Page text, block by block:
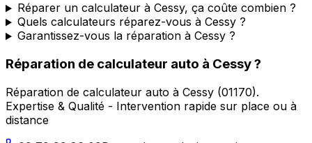
Réparer un calculateur à Cessy, ça coûte combien ?
Quels calculateurs réparez-vous à Cessy ?
Garantissez-vous la réparation à Cessy ?
Réparation de calculateur auto à Cessy?
Réparation de calculateur auto à Cessy (01170).
Expertise & Qualité - Intervention rapide sur place ou à
distance